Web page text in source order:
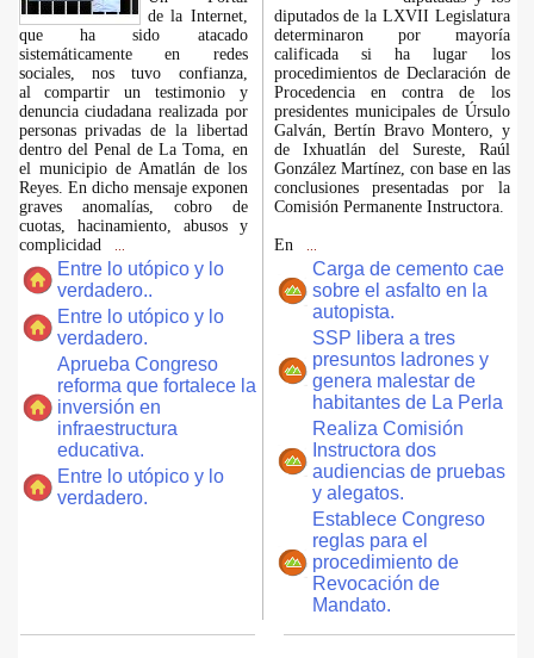
de la Internet,
que ha sido atacado
sistemáticamente en redes
sociales, nos tuvo confianza,
al compartir un testimonio y
denuncia ciudadana realizada por
personas privadas de la libertad
dentro del Penal de La Toma, en
el municipio de Amatlán de los
Reyes. En dicho mensaje exponen
graves anomalías, cobro de
cuotas, hacinamiento, abusos y
complicidad
Entre lo utópico y lo
verdadero..
Entre lo utópico y lo
verdadero.
Aprueba Congreso
reforma que fortalece la
inversión en
infraestructura
educativa.
Entre lo utópico y lo
verdadero.
diputados de la LXVII Legislatura
determinaron por mayoría
calificada si ha lugar los
procedimientos de Declaración de
Procedencia en contra de los
presidentes municipales de Úrsulo
Galván, Bertín Bravo Montero, y
de Ixhuatlán del Sureste, Raúl
González Martínez, con base en las
conclusiones presentadas por la
Comisión Permanente Instructora.
En
Carga de cemento cae
sobre el asfalto en la
autopista.
SSP libera a tres
presuntos ladrones y
genera malestar de
habitantes de La Perla
Realiza Comisión
Instructora dos
audiencias de pruebas
y alegatos.
Establece Congreso
reglas para el
procedimiento de
Revocación de
Mandato.